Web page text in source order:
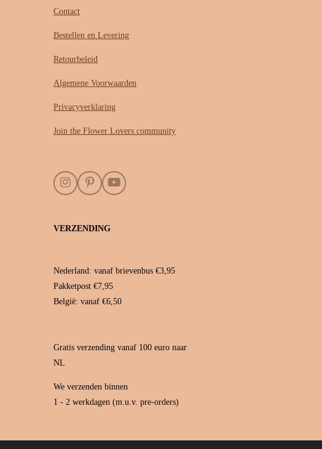
Contact
Bestellen en Levering
Retourbeleid
Algemene Voorwaarden
Privacyverklaring
Join the Flower Lovers community
I
a
m
P
e
t
Y
VERZENDING
Nederland: vanaf brievenbus €3,95
Pakketpost €7,95
België: vanaf €6,50
Gratis verzending vanaf 100 euro naar
NL
We verzenden binnen
1 - 2 werkdagen (m.u.v. pre-orders)